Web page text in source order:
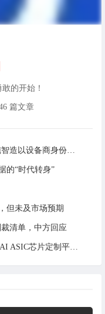
的开始！
篇文章
四项光刻胶团体标准正式发布，尚纯智造以设备商身份跻身标准起草席
的“时代转身”
但未及市场预期
清单，中方回应
中茵微电子亮相WAIC智能趋势论坛 AI ASIC芯片定制平台赋能工业AI落地